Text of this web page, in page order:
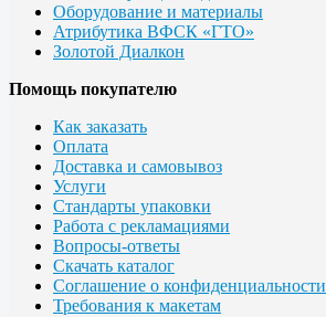
Оборудование и материалы
Атрибутика ВФСК «ГТО»
Золотой Диалкон
Помощь покупателю
Как заказать
Оплата
Доставка и самовывоз
Услуги
Стандарты упаковки
Работа с рекламациями
Вопросы-ответы
Скачать каталог
Соглашение о конфиденциальности
Требования к макетам